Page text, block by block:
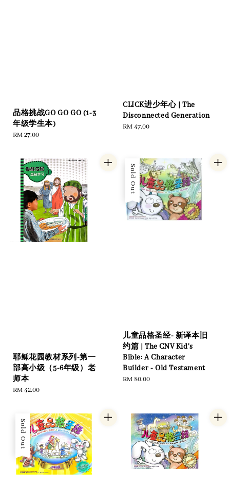
品格挑战GO GO GO (1-3
年级学生本)
Regular
RM 27.00
CLICK进少年心 | The
Disconnected Generation
Regular
RM 47.00
耶稣花园教材系列-第一
部高小级（5-6年级）老
师本
Regular
RM 42.00
Sold Out
儿童品格圣经- 新译本旧
约篇 | The CNV Kid's
Bible: A Character
Builder - Old Testament
Regular
RM 80.00
Sold Out